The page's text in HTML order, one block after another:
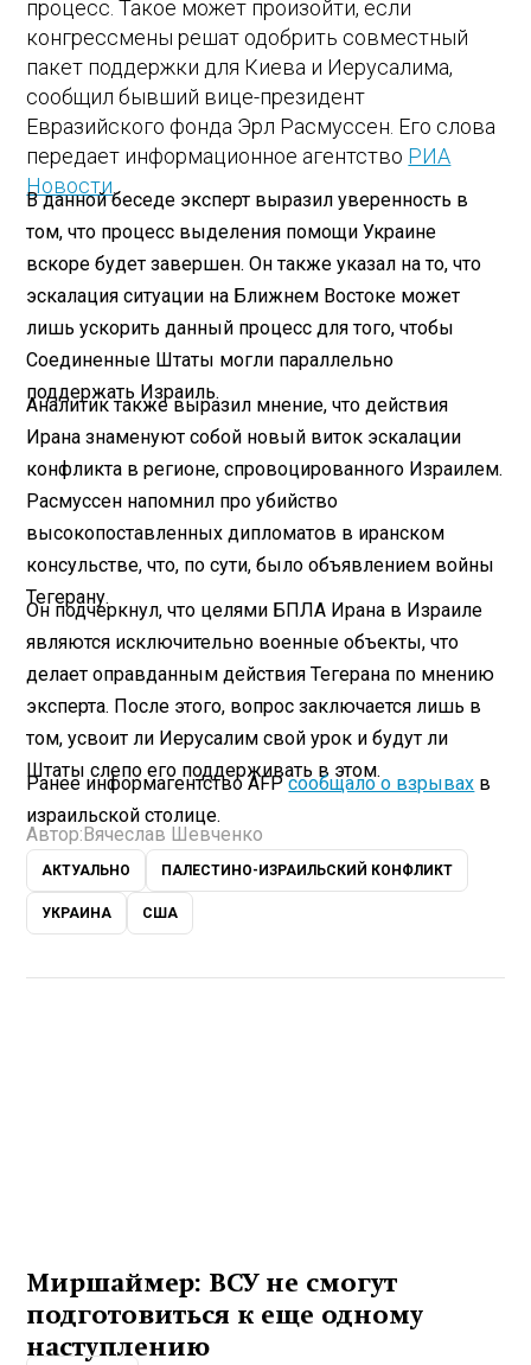
процесс. Такое может произойти, если
конгрессмены решат одобрить совместный
пакет поддержки для Киева и Иерусалима,
сообщил бывший вице-президент
Евразийского фонда Эрл Расмуссен. Его слова
передает информационное агентство РИА
Новости
В данной беседе эксперт выразил уверенность в
том, что процесс выделения помощи Украине
вскоре будет завершен. Он также указал на то, что
эскалация ситуации на Ближнем Востоке может
лишь ускорить данный процесс для того, чтобы
Соединенные Штаты могли параллельно
поддержать Израиль.
Аналитик также выразил мнение, что действия
Ирана знаменуют собой новый виток эскалации
конфликта в регионе, спровоцированного Израилем.
Расмуссен напомнил про убийство
высокопоставленных дипломатов в иранском
консульстве, что, по сути, было объявлением войны
Тегерану.
Он подчеркнул, что целями БПЛА Ирана в Израиле
являются исключительно военные объекты, что
делает оправданным действия Тегерана по мнению
эксперта. После этого, вопрос заключается лишь в
том, усвоит ли Иерусалим свой урок и будут ли
Штаты слепо его поддерживать в этом.
Ранее информагентство AFPсообщало о взрывах в
израильской столице.
Автор: Вячеслав Шевченко
АКТУАЛЬНО ПАЛЕСТИНО-ИЗРАИЛЬСКИЙ КОНФЛИКТ
УКРАИНА США
Миршаймер: ВСУ не смогут
подготовиться к еще одному
наступлению